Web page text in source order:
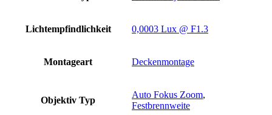
Lichtempfindlichkeit 0,0003 Lux @ F1.3
Montageart Deckenmontage
Objektiv Typ
Auto Fokus Zoom,
Festbrennweite